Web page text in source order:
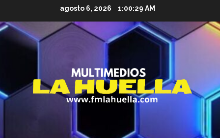
contenido
agosto 6, 2026 1:00:30 AM